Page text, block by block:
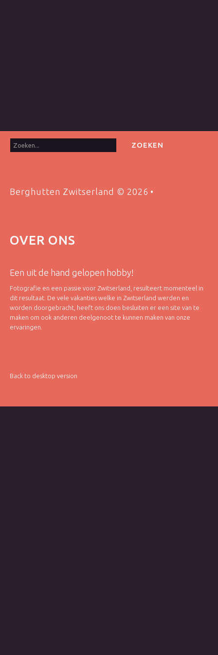
ZOEKEN
Berghutten Zwitserland © 2026
OVER ONS
Een uit de hand gelopen hobby!
Fotografie en een passie voor Zwitserland, resulteert momenteel in
dit resultaat. De vele vakanties welke in Zwitserland werden en
worden doorgebracht, heeft ons doen besluiten er een site van te
maken om ook anderen deelgenoot te kunnen maken van onze
ervaringen.
Back to desktop version